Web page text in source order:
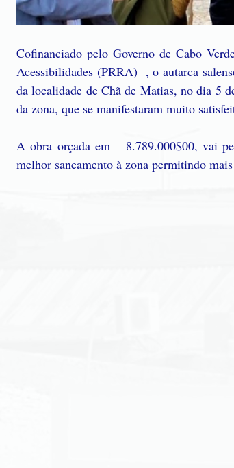
Cofinanciado pelo Governo de Cabo
Acessibilidades (PRRA)  , o autarca
da localidade de Chã de Matias, no dia 5
da zona, que se manifestaram muito
A obra orçada em   8.789.000$00, vai
melhor saneamento à zona permitindo